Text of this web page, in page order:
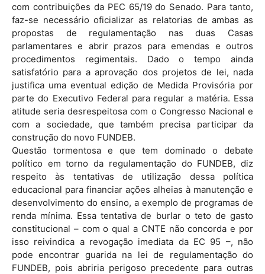
com contribuições da PEC 65/19 do Senado. Para tanto,
faz-se necessário oficializar as relatorias de ambas as
propostas de regulamentação nas duas Casas
parlamentares e abrir prazos para emendas e outros
procedimentos regimentais. Dado o tempo ainda
satisfatório para a aprovação dos projetos de lei, nada
justifica uma eventual edição de Medida Provisória por
parte do Executivo Federal para regular a matéria. Essa
atitude seria desrespeitosa com o Congresso Nacional e
com a sociedade, que também precisa participar da
construção do novo FUNDEB.
Questão tormentosa e que tem dominado o debate
político em torno da regulamentação do FUNDEB, diz
respeito às tentativas de utilização dessa política
educacional para financiar ações alheias à manutenção e
desenvolvimento do ensino, a exemplo de programas de
renda mínima. Essa tentativa de burlar o teto de gasto
constitucional – com o qual a CNTE não concorda e por
isso reivindica a revogação imediata da EC 95 –, não
pode encontrar guarida na lei de regulamentação do
FUNDEB, pois abriria perigoso precedente para outras